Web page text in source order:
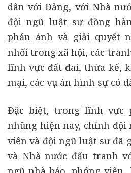
dân với Đảng, với Nhà
đội ngũ luật sư đồng
phản ánh và giải quyết
nhối trong xã hội, các
lĩnh vực đất đai, thừa kế,
mại, các vụ án hình sự có
Đặc biệt, trong lĩnh vực
nhũng hiện nay, chính đội
viên và đội ngũ luật sư đã
và Nhà nước đấu tranh